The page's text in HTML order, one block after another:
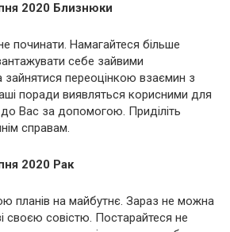
2020 Близнюки
починати. Намагайтеся більше
себе зайвими
переоцінкою взаємин з
поради виявляться корисними для
до Вас за допомогою. Приділіть
справам.
2020 Рак
планів на майбутнє. Зараз не можна
своєю совістю. Постарайтеся не